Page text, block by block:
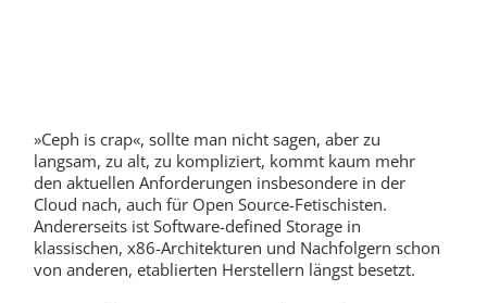
»Ceph is crap«, sollte man nicht sagen, aber zu
langsam, zu alt, zu kompliziert, kommt kaum mehr
den aktuellen Anforderungen insbesondere in der
Cloud nach, auch für Open Source-Fetischisten.
Andererseits ist Software-defined Storage in
klassischen, x86-Architekturen und Nachfolgern schon
von anderen, etablierten Herstellern längst besetzt.